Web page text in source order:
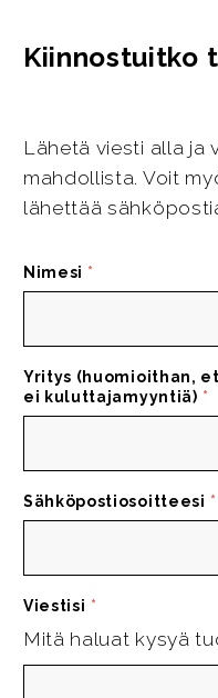
Kiinnostuitko
Lähetä viesti alla ja
mahdollista. Voit
lähettää
Nimesi *
Yritys (huomioithan,
ei kuluttajamyyntiä) *
Sähköpostiosoitteesi *
Viestisi *
Mitä haluat kysyä